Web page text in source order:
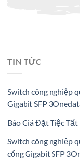
TIN TỨC
Switch công nghiệp
Gigabit SFP
Báo Giá Đặt Tiệc
Switch công nghiệp
cổng Gigabit SFP